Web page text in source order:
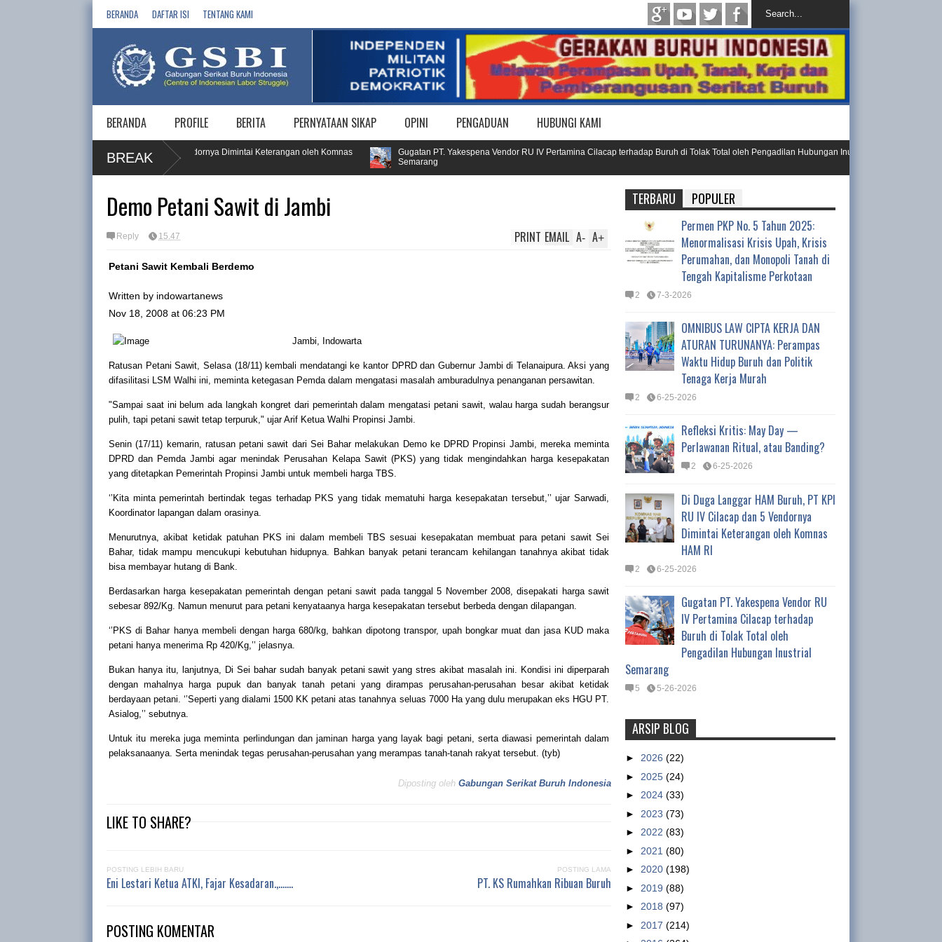
BERANDA DAFTAR ISI TENTANG KAMI
BERANDA PROFILE BERITA PERNYATAAN SIKAP OPINI PENGADUAN HUBUNGI KAMI
BREAK
HAM Buruh, PT KPI RU IV Cilacap dan 5 Vendornya Dimintai Keterangan oleh Komnas
Gugatan PT. Yakespena Vendor RU IV Pertamina Cilacap terhadap Buruh di Tolak Total oleh Pengadilan Hubungan Inustrial
Semarang
Demo Petani Sawit di Jambi
Reply 15.47 A+
A-
EMAIL
PRINT
Petani Sawit Kembali Berdemo
Written by indowartanews
Nov 18, 2008 at 06:23 PM
Jambi, Indowarta
Ratusan Petani Sawit, Selasa (18/11) kembali mendatangi ke kantor DPRD dan Gubernur Jambi di Telanaipura. Aksi yang
difasilitasi LSM Walhi ini, meminta ketegasan Pemda dalam mengatasi masalah amburadulnya penanganan persawitan.
"Sampai saat ini belum ada langkah kongret dari pemerintah dalam mengatasi petani sawit, walau harga sudah berangsur
pulih, tapi petani sawit tetap terpuruk," ujar Arif Ketua Walhi Propinsi Jambi.
Senin (17/11) kemarin, ratusan petani sawit dari Sei Bahar melakukan Demo ke DPRD Propinsi Jambi, mereka meminta
DPRD dan Pemda Jambi agar menindak Perusahan Kelapa Sawit (PKS) yang tidak mengindahkan harga kesepakatan
yang ditetapkan Pemerintah Propinsi Jambi untuk membeli harga TBS.
‘’Kita minta pemerintah bertindak tegas terhadap PKS yang tidak mematuhi harga kesepakatan tersebut,’’ ujar Sarwadi,
Koordinator lapangan dalam orasinya.
Menurutnya, akibat ketidak patuhan PKS ini dalam membeli TBS sesuai kesepakatan membuat para petani sawit Sei
Bahar, tidak mampu mencukupi kebutuhan hidupnya. Bahkan banyak petani terancam kehilangan tanahnya akibat tidak
bisa membayar hutang di Bank.
Berdasarkan harga kesepakatan pemerintah dengan petani sawit pada tanggal 5 November 2008, disepakati harga sawit
sebesar 892/Kg. Namun menurut para petani kenyataanya harga kesepakatan tersebut berbeda dengan dilapangan.
‘’PKS di Bahar hanya membeli dengan harga 680/kg, bahkan dipotong transpor, upah bongkar muat dan jasa KUD maka
petani hanya menerima Rp 420/Kg,’’ jelasnya.
Bukan hanya itu, lanjutnya, Di Sei bahar sudah banyak petani sawit yang stres akibat masalah ini. Kondisi ini diperparah
dengan mahalnya harga pupuk dan banyak tanah petani yang dirampas perusahan-perusahan besar akibat ketidak
berdayaan petani. ‘’Seperti yang dialami 1500 KK petani atas tanahnya seluas 7000 Ha yang dulu merupakan eks HGU PT.
Asialog,’’ sebutnya.
Untuk itu mereka juga meminta perlindungan dan jaminan harga yang layak bagi petani, serta diawasi pemerintah dalam
pelaksanaanya. Serta menindak tegas perusahan-perusahan yang merampas tanah-tanah rakyat tersebut. (tyb)
Diposting oleh Gabungan Serikat Buruh Indonesia
LIKE TO SHARE?
POSTING LEBIH BARU
Eni Lestari Ketua ATKI, Fajar Kesadaran.,.......
POSTING LAMA
PT. KS Rumahkan Ribuan Buruh
POSTING KOMENTAR
TERBARU POPULER
Permen PKP No. 5 Tahun 2025:
Menormalisasi Krisis Upah, Krisis
Perumahan, dan Monopoli Tanah di
Tengah Kapitalisme Perkotaan
2 7-3-2026
OMNIBUS LAW CIPTA KERJA DAN
ATURAN TURUNANYA: Perampas
Waktu Hidup Buruh dan Politik
Tenaga Kerja Murah
2 6-25-2026
Refleksi Kritis: May Day —
Perlawanan Ritual, atau Banding?
2 6-25-2026
Di Duga Langgar HAM Buruh, PT KPI
RU IV Cilacap dan 5 Vendornya
Dimintai Keterangan oleh Komnas
HAM RI
2 6-25-2026
Gugatan PT. Yakespena Vendor RU
IV Pertamina Cilacap terhadap
Buruh di Tolak Total oleh
Pengadilan Hubungan Inustrial
Semarang
5 5-26-2026
Tentang Waktu Kerja Satpam
Ismet Inoni , Kepala Departemen Organisasi DPP
GSBI Regulasi yang mengatur tentang pe...
to intimidate them
-01-15/nike-accused-of-using-military-to-
ARSIP BLOG
► 2026 (22)
► 2025 (24)
► 2024 (33)
► 2023 (73)
► 2022 (83)
► 2021 (80)
► 2020 (198)
► 2019 (88)
► 2018 (97)
► 2017 (214)